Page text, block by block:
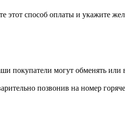
способ оплаты и укажите
покупатели могут обменять или
позвонив на номер